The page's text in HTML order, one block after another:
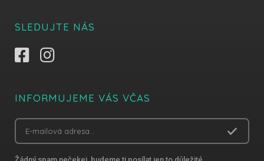
SLEDUJTE NÁS
INFORMUJEME VÁS VČAS